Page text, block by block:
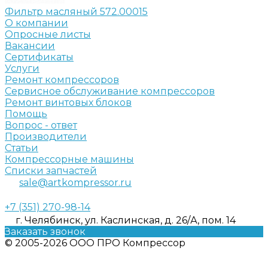
Фильтр масляный 572.00015
О компании
Опросные листы
Вакансии
Сертификаты
Услуги
Ремонт компрессоров
Сервисное обслуживание компрессоров
Ремонт винтовых блоков
Помощь
Вопрос - ответ
Производители
Статьи
Компрессорные машины
Списки запчастей
sale@artkompressor.ru
+7 (351) 270-98-14
г. Челябинск, ул. Каслинская, д. 26/А, пом. 14
Заказать звонок
© 2005-2026 ООО ПРО Компрессор